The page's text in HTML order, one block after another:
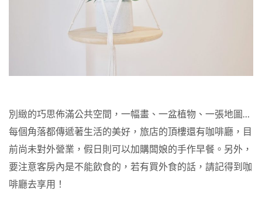
別緻的巧思佈滿公共空間，一幅畫、一盆植物、一張地圖…
每個角落都傳遞著生活的美好，旅店的頂樓還有咖啡廳，目
前尚未對外營業，假日則可以加購闆娘的手作早餐。另外，
要注意客房內是不能飲食的，若有買外食的話，請記得到咖
啡廳去享用！